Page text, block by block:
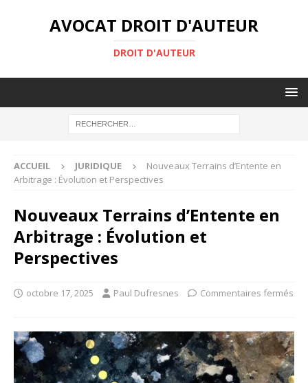
AVOCAT DROIT D'AUTEUR
DROIT D'AUTEUR
ACCUEIL JURIDIQUE
Nouveaux Terrains d’Entente en
Arbitrage : Évolution et Perspectives
Nouveaux Terrains d’Entente en
Arbitrage : Évolution et
Perspectives
octobre 17, 2025 Paul Dufresnes Commentaires fermés